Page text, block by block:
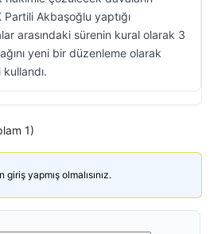
Partili Akbaşoğlu yaptığı
arasındaki sürenin kural olarak 3
yeni bir düzenleme olarak
1)
yapmış olmalısınız.